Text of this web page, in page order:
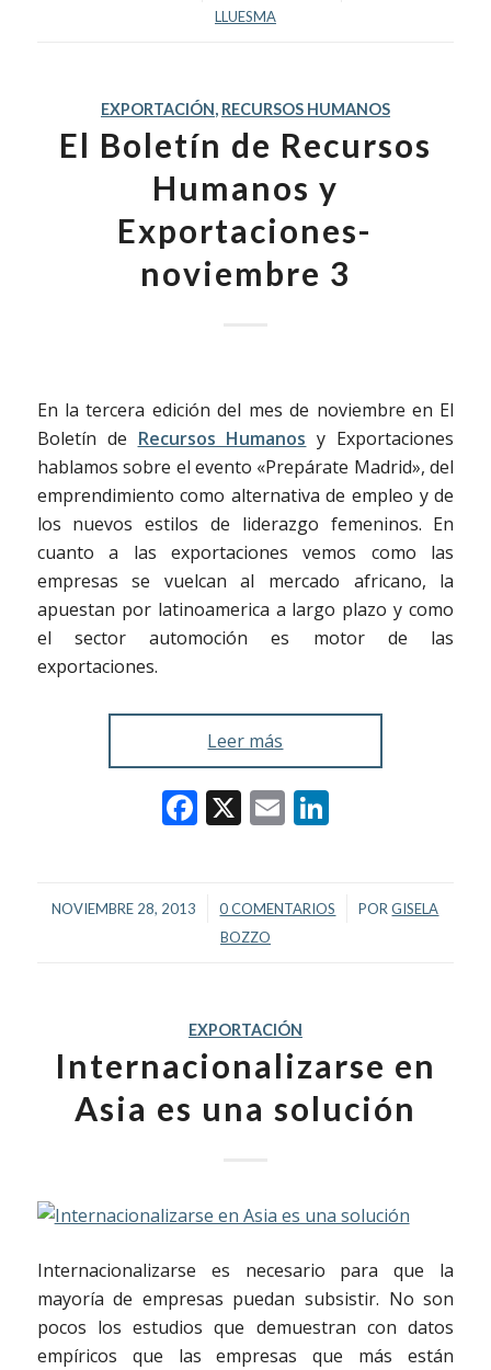
LLUESMA
EXPORTACIÓN, RECURSOS HUMANOS
El Boletín de Recursos
Humanos y
Exportaciones-
noviembre 3
En la tercera edición del mes de noviembre en El
Boletín de Recursos Humanos y Exportaciones
hablamos sobre el evento «Prepárate Madrid», del
emprendimiento como alternativa de empleo y de
los nuevos estilos de liderazgo femeninos. En
cuanto a las exportaciones vemos como las
empresas se vuelcan al mercado africano, la
apuestan por latinoamerica a largo plazo y como
el sector automoción es motor de las
exportaciones.
Leer más
Facebook
X EmailLinkedIn
NOVIEMBRE 28, 2013
/ 0 COMENTARIOS
/ PORGISELA
BOZZO
EXPORTACIÓN
Internacionalizarse en
Asia es una solución
Internacionalizarse es necesario para que la
mayoría de empresas puedan subsistir. No son
pocos los estudios que demuestran con datos
empíricos que las empresas que más están